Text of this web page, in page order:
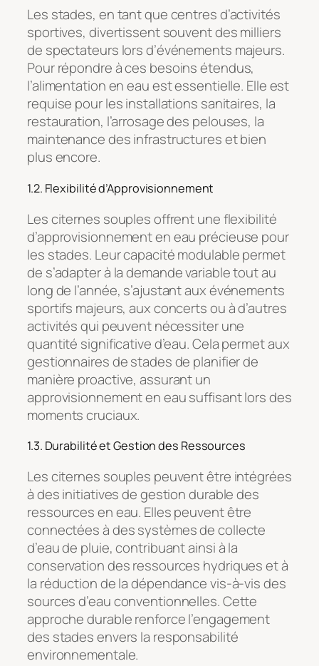
Les stades, en tant que centres d’activités
sportives, divertissent souvent des milliers
de spectateurs lors d’événements majeurs.
Pour répondre à ces besoins étendus,
l’alimentation en eau est essentielle. Elle est
requise pour les installations sanitaires, la
restauration, l’arrosage des pelouses, la
maintenance des infrastructures et bien
plus encore.
1.2. Flexibilité d’Approvisionnement
Les citernes souples offrent une flexibilité
d’approvisionnement en eau précieuse pour
les stades. Leur capacité modulable permet
de s’adapter à la demande variable tout au
long de l’année, s’ajustant aux événements
sportifs majeurs, aux concerts ou à d’autres
activités qui peuvent nécessiter une
quantité significative d’eau. Cela permet aux
gestionnaires de stades de planifier de
manière proactive, assurant un
approvisionnement en eau suffisant lors des
moments cruciaux.
1.3. Durabilité et Gestion des Ressources
Les citernes souples peuvent être intégrées
à des initiatives de gestion durable des
ressources en eau. Elles peuvent être
connectées à des systèmes de collecte
d’eau de pluie, contribuant ainsi à la
conservation des ressources hydriques et à
la réduction de la dépendance vis-à-vis des
sources d’eau conventionnelles. Cette
approche durable renforce l’engagement
des stades envers la responsabilité
environnementale.